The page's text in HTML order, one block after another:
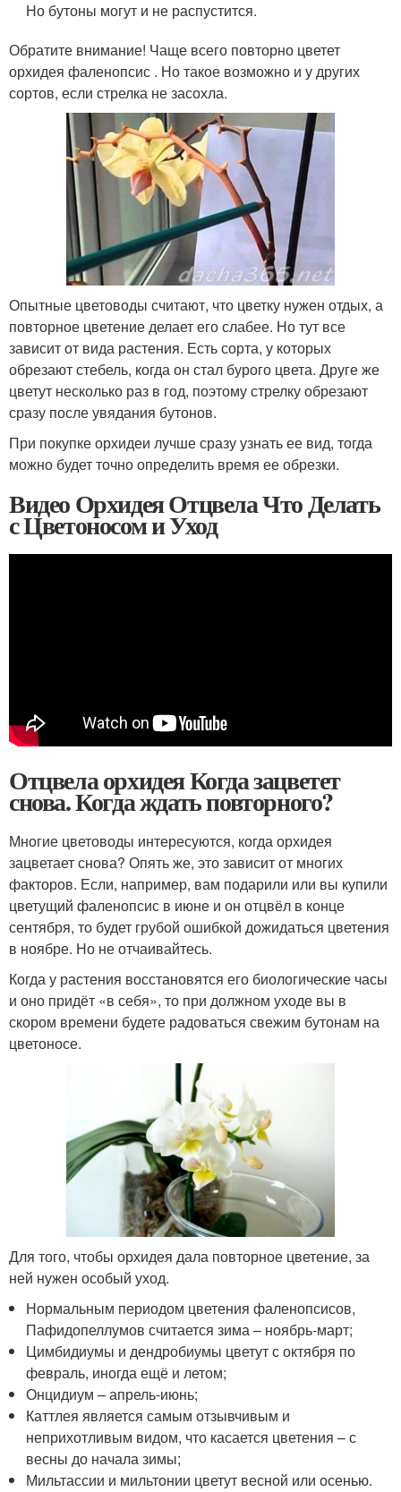
Но бутоны могут и не распустится.
Обратите внимание! Чаще всего повторно цветет
орхидея фаленопсис . Но такое возможно и у других
сортов, если стрелка не засохла.
Опытные цветоводы считают, что цветку нужен отдых, а
повторное цветение делает его слабее. Но тут все
зависит от вида растения. Есть сорта, у которых
обрезают стебель, когда он стал бурого цвета. Друге же
цветут несколько раз в год, поэтому стрелку обрезают
сразу после увядания бутонов.
При покупке орхидеи лучше сразу узнать ее вид, тогда
можно будет точно определить время ее обрезки.
Видео Орхидея Отцвела Что Делать
с Цветоносом и Уход
Отцвела орхидея Когда зацветет
снова. Когда ждать повторного?
Многие цветоводы интересуются, когда орхидея
зацветает снова? Опять же, это зависит от многих
факторов. Если, например, вам подарили или вы купили
цветущий фаленопсис в июне и он отцвёл в конце
сентября, то будет грубой ошибкой дожидаться цветения
в ноябре. Но не отчаивайтесь.
Когда у растения восстановятся его биологические часы
и оно придёт «в себя», то при должном уходе вы в
скором времени будете радоваться свежим бутонам на
цветоносе.
Для того, чтобы орхидея дала повторное цветение, за
ней нужен особый уход.
Нормальным периодом цветения фаленопсисов,
Пафидопеллумов считается зима – ноябрь-март;
Цимбидиумы и дендробиумы цветут с октября по
февраль, иногда ещё и летом;
Онцидиум – апрель-июнь;
Каттлея является самым отзывчивым и
неприхотливым видом, что касается цветения – с
весны до начала зимы;
Мильтассии и мильтонии цветут весной или осенью.